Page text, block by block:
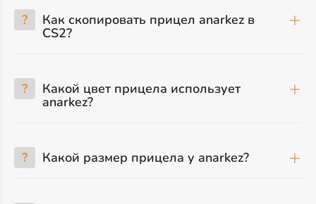
? Как скопировать прицел anarkez в
CS2?
? Какой цвет прицела использует
anarkez?
? Какой размер прицела у anarkez?